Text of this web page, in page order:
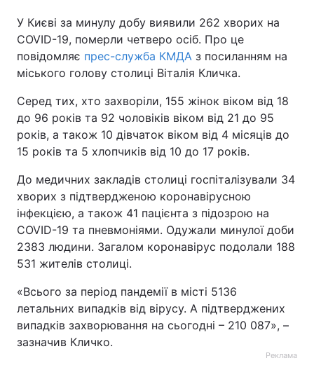
У Києві за минулу добу виявили 262 хворих на
COVID-19, померли четверо осіб. Про це
повідомляє прес-служба КМДА з посиланням на
міського голову столиці Віталія Кличка.
Серед тих, хто захворіли, 155 жінок віком від 18
до 96 років та 92 чоловіків віком від 21 до 95
років, а також 10 дівчаток віком від 4 місяців до
15 років та 5 хлопчиків від 10 до 17 років.
До медичних закладів столиці госпіталізували 34
хворих з підтвердженою коронавірусною
інфекцією, а також 41 пацієнта з підозрою на
COVID-19 та пневмоніями. Одужали минулої доби
2383 людини. Загалом коронавірус подолали 188
531 жителів столиці.
«Всього за період пандемії в місті 5136
летальних випадків від вірусу. А підтверджених
випадків захворювання на сьогодні – 210 087», –
зазначив Кличко.
Реклама